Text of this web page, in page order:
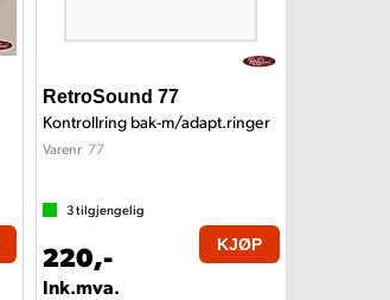
RetroSound 77
Kontrollring bak-m/adapt.ringer
Varenr 77
3tilgjengelig
220,-
Ink.mva.
KJØP